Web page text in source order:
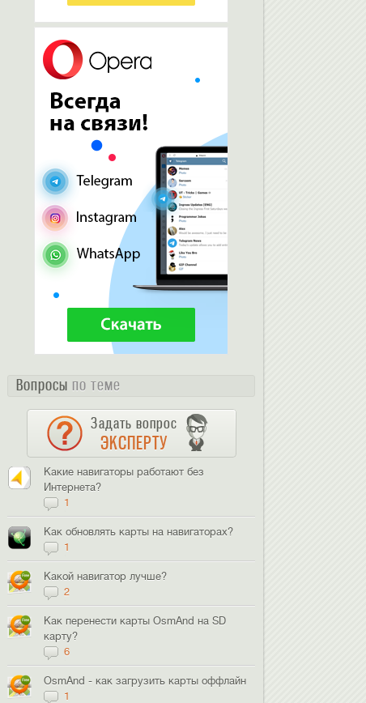
Вопросы по теме
Задать вопрос
ЭКСПЕРТУ
Какие навигаторы работают без
Интернета?
1
Как обновлять карты на навигаторах?
1
Какой навигатор лучше?
2
Как перенести карты OsmAnd на SD
карту?
6
OsmAnd - как загрузить карты оффлайн
1